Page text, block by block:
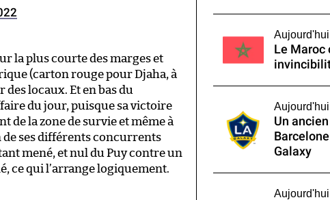
la plus courte des marges et
(carton rouge pour Djaha, à
locaux. Et en bas du
du jour, puisque sa victoire
de la zone de survie et même à
ses différents concurrents
mené, et nul du Puy contre un
ce qui l’arrange logiquement.
Le Maroc
Un
Galaxy